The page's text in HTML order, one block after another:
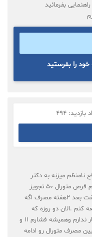
بفرمائید
را بفرستید
بازدید: 494
میزنه به دکتر
مراجعه کردم بعد نوارقلب و هولتر و اکو برایم قرص متورال ۵۰ تجویز
کردن که صبح و شب نصف قرص بخورم و گفت بعد ۲هفته مصرف اگه
کنم .الان دو روزه که
میخورم نبضم در دقیقه ۵۰ تا میزنه .من فشار ندارم وهمیشه فشارم ۱۱ و
مصرف متورال رو ادامه